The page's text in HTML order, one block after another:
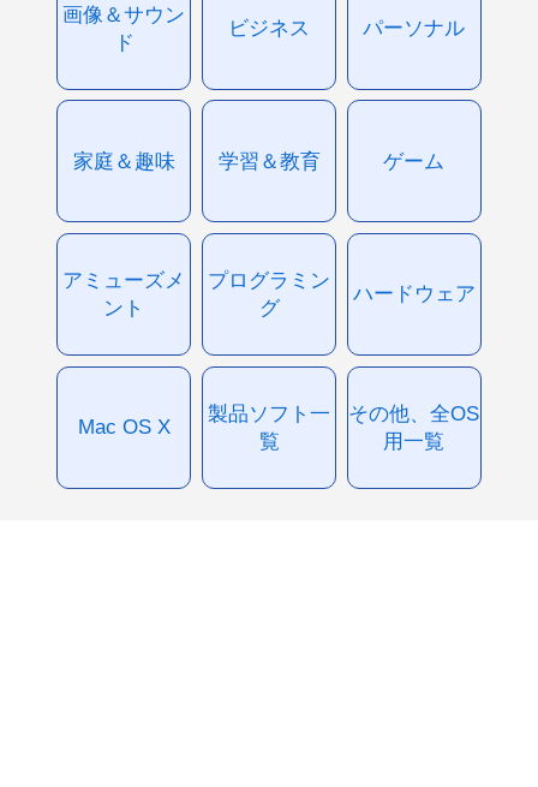
画像＆サウン
ド
ビジネス パーソナル
家庭＆趣味 学習＆教育 ゲーム
アミューズメ
ント
プログラミン
グ
ハードウェア
Mac OS X
製品ソフト一
覧
その他、全OS
用一覧